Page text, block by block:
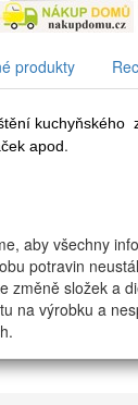
produkty
kuchyňského
apod.
aby všechny
potravin
změně složek a
na výrobku a